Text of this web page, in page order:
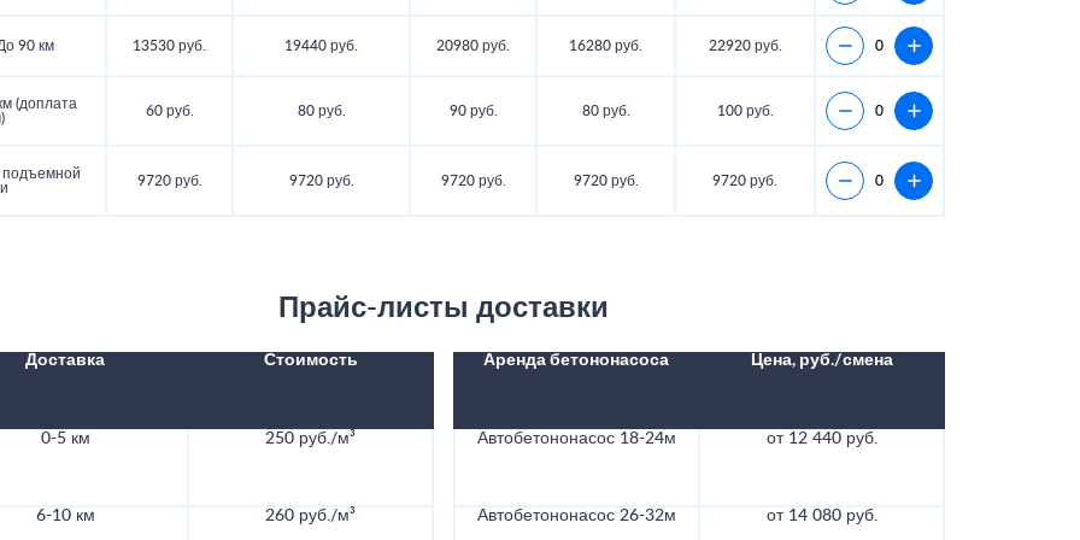
90 км 13530 руб. 19440 руб. 20980 руб. 16280 руб. 22920 руб.
(доплата
60 руб. 80 руб. 90 руб. 80 руб. 100 руб.
подъемной
9720 руб. 9720 руб. 9720 руб. 9720 руб. 9720 руб.
Прайс-листы доставки
Доставка Стоимость
0-5 км 250 руб./м³
6-10 км 260 руб./м³
Аренда бетононасоса Цена, руб./смена
Автобетононасос 18-24м от 12 440 руб.
Автобетононасос 26-32м от 14 080 руб.